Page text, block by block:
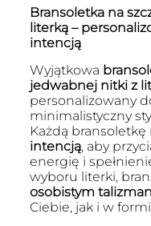
Bransoletka na
literką –
intencją
Wyjątkowa
jedwabnej nitki z
personalizowany
minimalistyczny
Każdą bransoletkę
intencją, aby
energię i
wyboru literki,
osobistym
Ciebie, jak i w